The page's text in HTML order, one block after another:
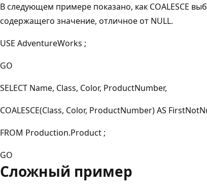
В следующем примере показано, как COALESCE
содержащего значение, отличное от NULL.
USE AdventureWorks ;
GO
SELECT Name, Class, Color, ProductNumber,
COALESCE(Class, Color, ProductNumber) AS
FROM Production.Product ;
GO
Сложный пример